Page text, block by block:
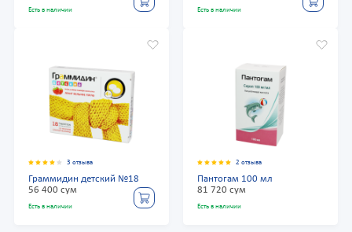
Есть в наличии Есть в наличии
3 отзыва
Граммидин детский №18
56 400 сум
Есть в наличии
2 отзыва
Пантогам 100 мл
81 720 сум
Есть в наличии